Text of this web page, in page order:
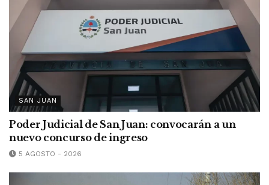
SAN JUAN
Poder Judicial de San Juan: convocarán a un
nuevo concurso de ingreso
5 AGOSTO - 2026